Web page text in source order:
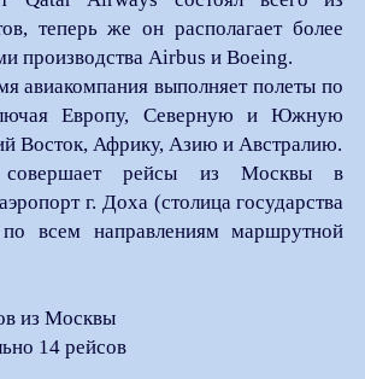
теперь же он располагает более
производства Airbus и Boeing.
авиакомпания выполняет полеты по
Европу, Северную и Южную
Восток, Африку, Азию и Австралию.
рейсы из Москвы в
г. Доха (столица государства
всем направлениям маршрутной
из Москвы
14 рейсов